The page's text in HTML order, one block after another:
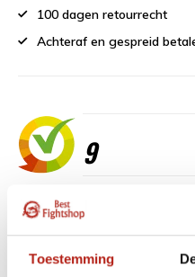
Toestemming
100 dagen retourrecht
Achteraf en gespreid
9
“Goede service , zeer
materiaal.”
Beschikbaar in de